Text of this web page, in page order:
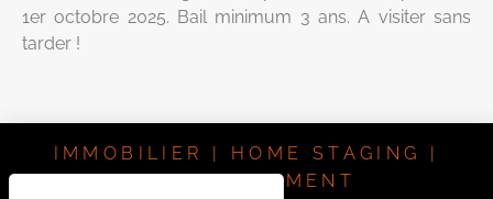
1er octobre 2025. Bail minimum 3 ans. A visiter sans
tarder !
IMMOBILIER | HOME STAGING |
INVESTISSEMENT